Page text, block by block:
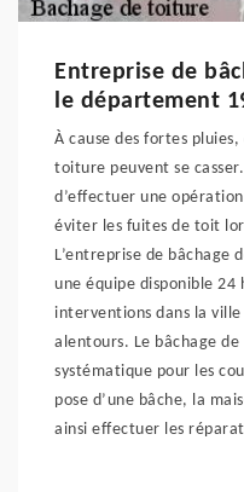
Entreprise de
le département
À cause des fortes
toiture peuvent se
d’effectuer une
éviter les fuites de toit
L’entreprise de bâchage
une équipe disponible
interventions dans la
alentours. Le bâchage
systématique pour les
pose d’une bâche, la
ainsi effectuer les